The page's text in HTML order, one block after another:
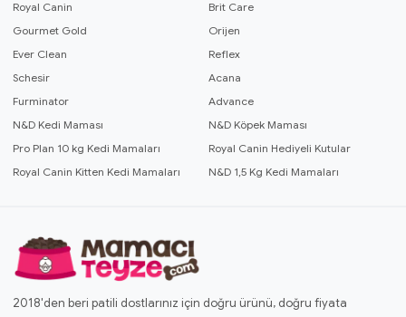
Royal Canin
Brit Care
Gourmet Gold
Orijen
Ever Clean
Reflex
Schesir
Acana
Furminator
Advance
N&D Kedi Maması
N&D Köpek Maması
Pro Plan 10 kg Kedi Mamaları
Royal Canin Hediyeli Kutular
Royal Canin Kitten Kedi Mamaları
N&D 1,5 Kg Kedi Mamaları
2018'den beri patili dostlarınız için doğru ürünü, doğru fiyata